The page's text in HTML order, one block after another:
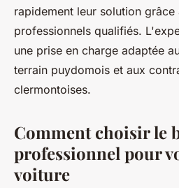
rapidement leur solution
professionnels qualifiés.
une prise en charge adaptée
terrain puydomois et aux
clermontoises.
Comment choisir le
professionnel pour
voiture